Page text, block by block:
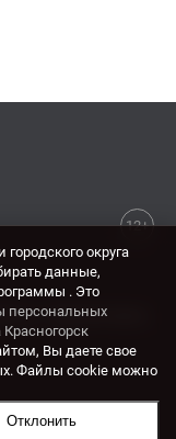
12+
г. Красногорск,
округа
данные,
. Это
персональных
Вы даете свое
Файлы cookie можно
Отклонить